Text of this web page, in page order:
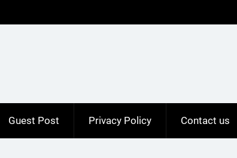
Guest Post Privacy Policy Contact us